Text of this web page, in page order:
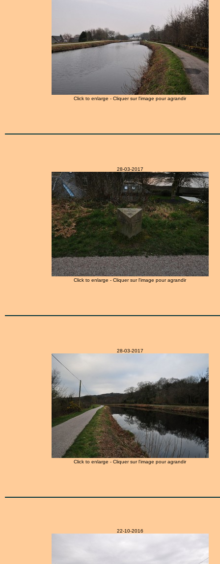
Click to enlarge - Cliquer sur l'image pour agrandir
28-03-2017
Click to enlarge - Cliquer sur l'image pour agrandir
28-03-2017
Click to enlarge - Cliquer sur l'image pour agrandir
22-10-2016